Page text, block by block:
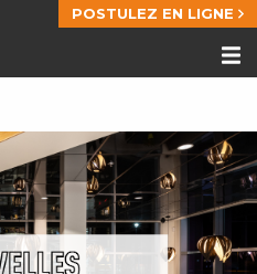
POSTULEZ EN LIGNE